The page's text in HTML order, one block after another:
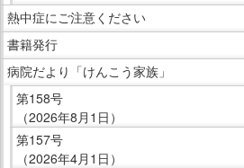
メ
ニ
ュ
ー
す。
熱中症にご注意ください
書籍発行
病院だより「けんこう家族」
第158号
（2026年8月1日）
第157号
（2026年4月1日）